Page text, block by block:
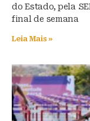
do Estado, pela
final de semana
Leia Mais »